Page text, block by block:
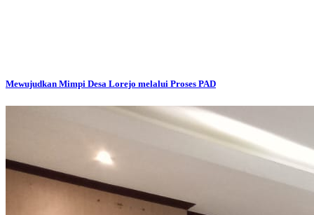
Mewujudkan Mimpi Desa Lorejo melalui Proses PAD